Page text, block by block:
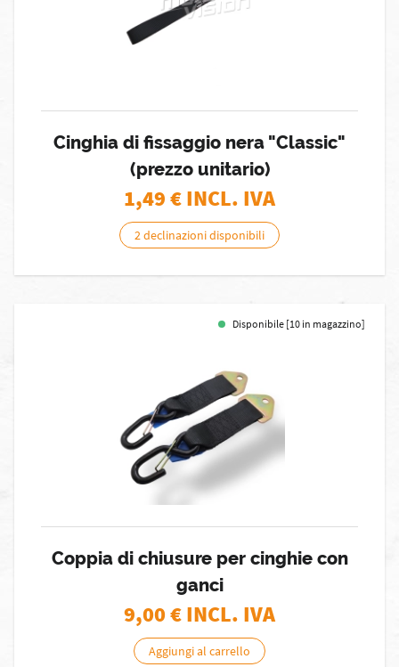
Cinghia di fissaggio nera "Classic"
(prezzo unitario)
1,49€ INCL. IVA
2 declinazioni disponibili
Disponibile [10 in magazzino]
Coppia di chiusure per cinghie con
ganci
9,00€ INCL. IVA
Aggiungi al carrello